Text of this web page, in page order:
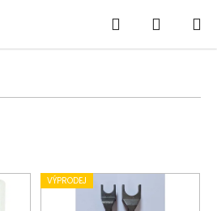
Hledat
KOŠÍK
VÝPRODEJ